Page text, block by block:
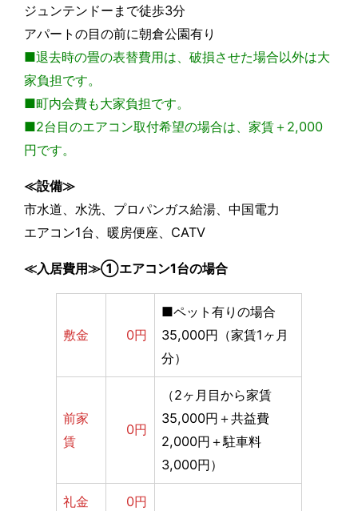
ジュンテンドーまで徒歩3分
アパートの目の前に朝倉公園有り
■退去時の畳の表替費用は、破損させた場合以外は大
家負担です。
■町内会費も大家負担です。
■2台目のエアコン取付希望の場合は、家賃＋2,000
円です。
≪設備≫
市水道、水洗、プロパンガス給湯、中国電力
エアコン1台、暖房便座、CATV
≪入居費用≫①エアコン1台の場合
敷金 0円
■ペット有りの場合
35,000円（家賃1ヶ月
分）
前家
賃
0円
（2ヶ月目から家賃
35,000円＋共益費
2,000円＋駐車料
3,000円）
礼金 0円